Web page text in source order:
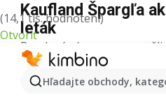
(14,1 tis. hodnotení)
Otvoriť
Hľadajte obchody,
Kaufland Špargľa
leták
Pre daný výraz sme nenašli
Ďalšie produkty v
Kaufland